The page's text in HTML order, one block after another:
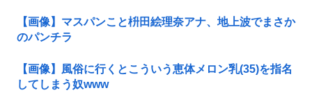
【画像】マスパンこと枡田絵理奈アナ、地上波でまさか
のパンチラ
【画像】風俗に行くとこういう恵体メロン乳(35)を指名
してしまう奴www